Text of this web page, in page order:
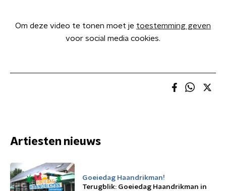
Om deze video te tonen moet je toestemming geven
voor social media cookies.
Artiesten nieuws
Goeiedag Haandrikman!
Terugblik: Goeiedag Haandrikman in